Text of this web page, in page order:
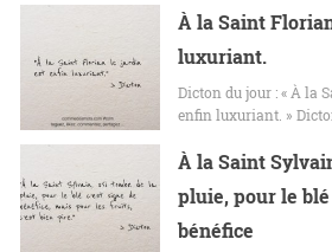
À la Saint
luxuriant.
Dicton du jour : « À la
enfin luxuriant. »
À la Saint
pluie, pour le blé
bénéfice